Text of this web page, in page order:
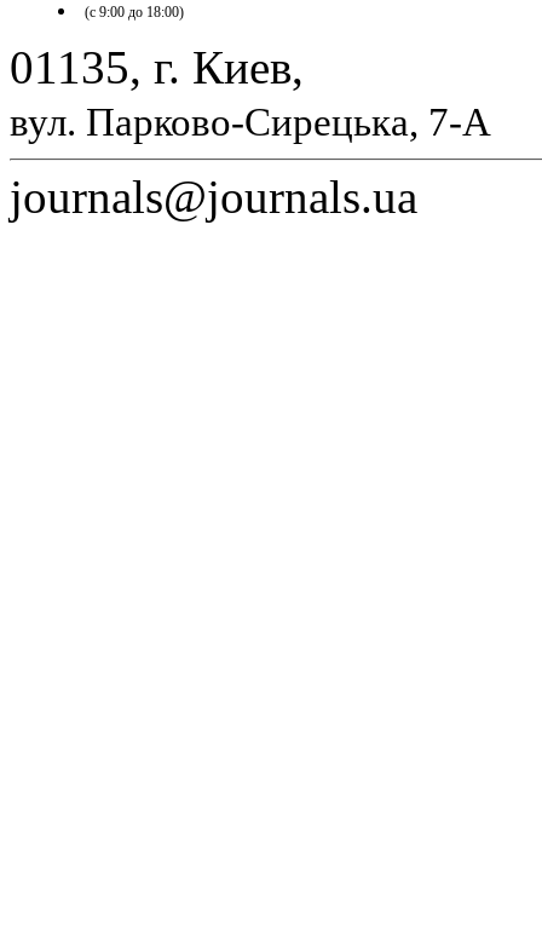
(с 9:00 до 18:00)
01135, г. Киев,
вул. Парково-Сирецька, 7-А
journals@journals.ua